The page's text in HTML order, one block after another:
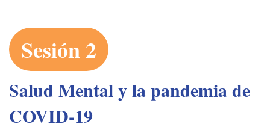
Sesión 2
Salud Mental y la pandemia de
COVID-19